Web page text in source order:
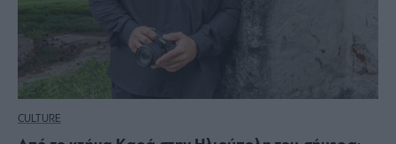
CULTURE